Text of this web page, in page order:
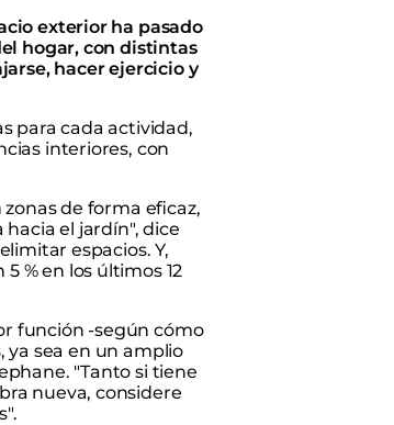
exterior ha pasado
hogar, con distintas
hacer ejercicio y
para cada actividad,
interiores, con
de forma eficaz,
el jardín", dice
espacios. Y,
% en los últimos 12
función -según cómo
ya sea en un amplio
"Tanto si tiene
nueva, considere